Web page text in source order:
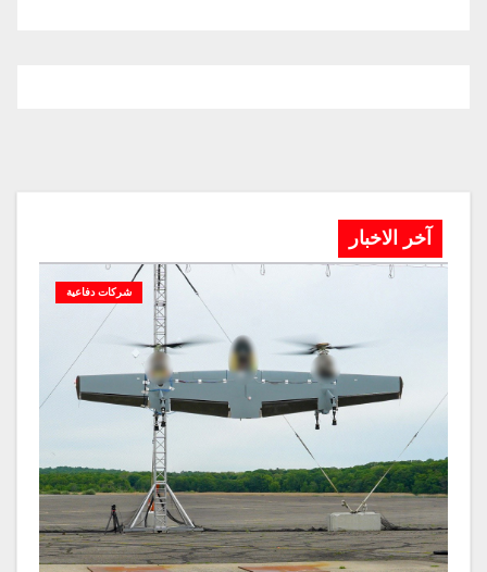
آخر الاخبار
شركات دفاعية